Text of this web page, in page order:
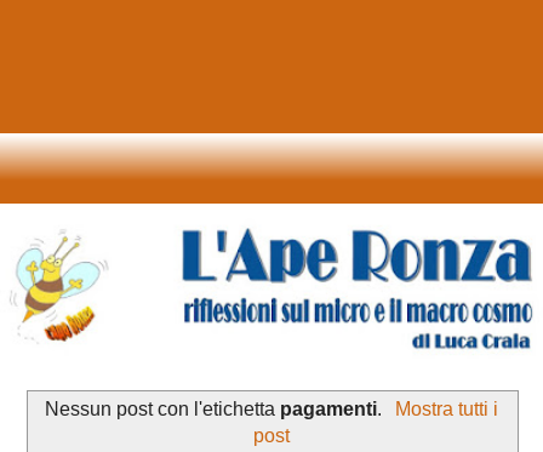
Nessun post con l'etichetta pagamenti.
Mostra tutti i
post